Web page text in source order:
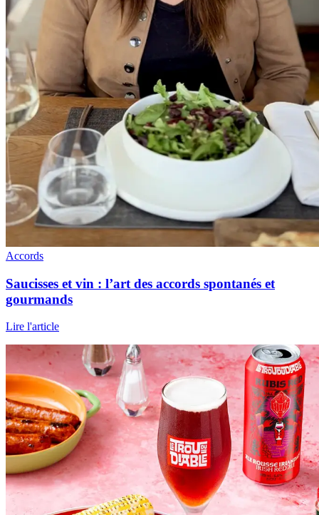
Accords
Saucisses et vin : l’art des accords spontanés et
gourmands
Lire l'article